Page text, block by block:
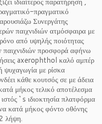
πραγματικό
Συνεργάτης
παιχνιδιών ατμόσφαιρα με
από υψηλής ποιότητας
παιχνιδιών προσφορά αφήνω
axerophthol καλό αμπέρ
ψυχαγωγία με ρίσκα
κάθε κουτσός σε με άδεια
μήκος τελικό αποτέλεσμα
‘ s ιδιοκτησία πλατφόρμα
κατά μήκος φόντο οθόνης
λήψη.